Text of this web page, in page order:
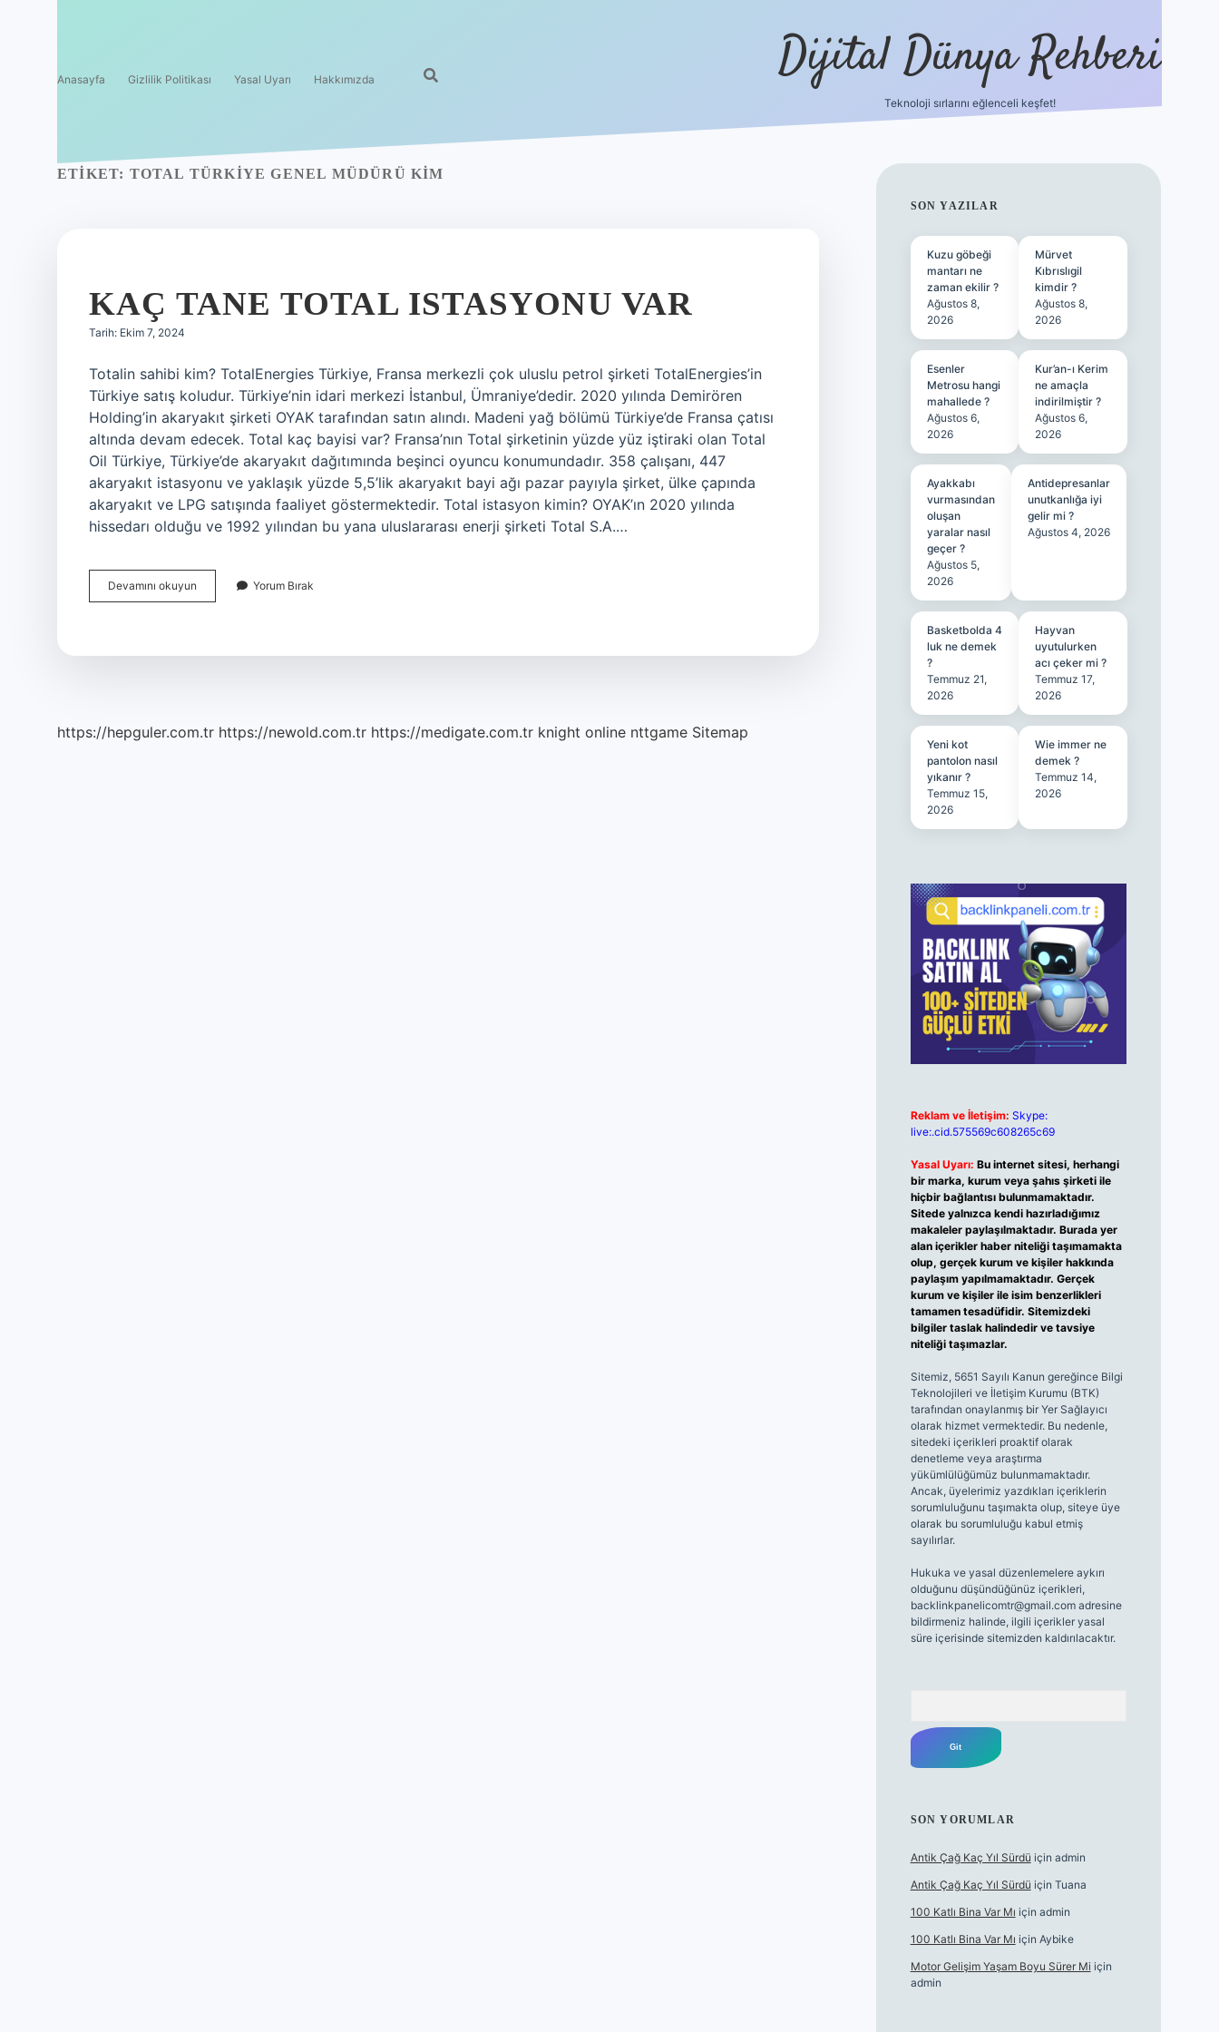
Anasayfa Gizlilik Politikası Yasal Uyarı Hakkımızda Dijital Dünya Rehberi
Teknoloji sırlarını eğlenceli keşfet!
ETIKET: TOTAL TÜRKIYE GENEL MÜDÜRÜ KIM
KAÇ TANE TOTAL ISTASYONU VAR
Tarih: Ekim 7, 2024
Totalin sahibi kim? TotalEnergies Türkiye, Fransa merkezli çok uluslu petrol şirketi TotalEnergies’in
Türkiye satış koludur. Türkiye’nin idari merkezi İstanbul, Ümraniye’dedir. 2020 yılında Demirören
Holding’in akaryakıt şirketi OYAK tarafından satın alındı. Madeni yağ bölümü Türkiye’de Fransa çatısı
altında devam edecek. Total kaç bayisi var? Fransa’nın Total şirketinin yüzde yüz iştiraki olan Total
Oil Türkiye, Türkiye’de akaryakıt dağıtımında beşinci oyuncu konumundadır. 358 çalışanı, 447
akaryakıt istasyonu ve yaklaşık yüzde 5,5’lik akaryakıt bayi ağı pazar payıyla şirket, ülke çapında
akaryakıt ve LPG satışında faaliyet göstermektedir. Total istasyon kimin? OYAK’ın 2020 yılında
hissedarı olduğu ve 1992 yılından bu yana uluslararası enerji şirketi Total S.A.…
Devamını okuyun
Tane
Yorum Bırak
https://hepguler.com.tr https://newold.com.tr https://medigate.com.tr knight online nttgame Sitemap
SIDEBAR
SON YAZILAR
Kuzu göbeği
mantarı ne
zaman ekilir ?
Ağustos 8,
2026
Mürvet
Kıbrıslıgil
kimdir ?
Ağustos 8,
2026
Esenler
Metrosu hangi
mahallede ?
Ağustos 6,
2026
Kur’an-ı Kerim
ne amaçla
indirilmiştir ?
Ağustos 6,
2026
Ayakkabı
vurmasından
oluşan
yaralar nasıl
geçer ?
Ağustos 5,
2026
Antidepresanlar
unutkanlığa iyi
gelir mi ?
Ağustos 4, 2026
Basketbolda 4
luk ne demek
?
Temmuz 21,
2026
Hayvan
uyutulurken
acı çeker mi ?
Temmuz 17,
2026
Yeni kot
pantolon nasıl
yıkanır ?
Temmuz 15,
2026
Wie immer ne
demek ?
Temmuz 14,
2026
Reklam ve İletişim: Skype:
live:.cid.575569c608265c69
Yasal Uyarı: Bu internet sitesi, herhangi
bir marka, kurum veya şahıs şirketi ile
hiçbir bağlantısı bulunmamaktadır.
Sitede yalnızca kendi hazırladığımız
makaleler paylaşılmaktadır. Burada yer
alan içerikler haber niteliği taşımamakta
olup, gerçek kurum ve kişiler hakkında
paylaşım yapılmamaktadır. Gerçek
kurum ve kişiler ile isim benzerlikleri
tamamen tesadüfidir. Sitemizdeki
bilgiler taslak halindedir ve tavsiye
niteliği taşımazlar.
Sitemiz, 5651 Sayılı Kanun gereğince Bilgi
Teknolojileri ve İletişim Kurumu (BTK)
tarafından onaylanmış bir Yer Sağlayıcı
olarak hizmet vermektedir. Bu nedenle,
sitedeki içerikleri proaktif olarak
denetleme veya araştırma
yükümlülüğümüz bulunmamaktadır.
Ancak, üyelerimiz yazdıkları içeriklerin
sorumluluğunu taşımakta olup, siteye üye
olarak bu sorumluluğu kabul etmiş
sayılırlar.
Hukuka ve yasal düzenlemelere aykırı
olduğunu düşündüğünüz içerikleri,
backlinkpanelicomtr@gmail.comadresine
bildirmeniz halinde, ilgili içerikler yasal
süre içerisinde sitemizden kaldırılacaktır.
SON YORUMLAR
Antik Çağ Kaç Yıl Sürdü için admin
Antik Çağ Kaç Yıl Sürdü için Tuana
100 Katlı Bina Var Mı için admin
100 Katlı Bina Var Mı için Aybike
Motor Gelişim Yaşam Boyu Sürer Mi için
admin
tulipbet güncel